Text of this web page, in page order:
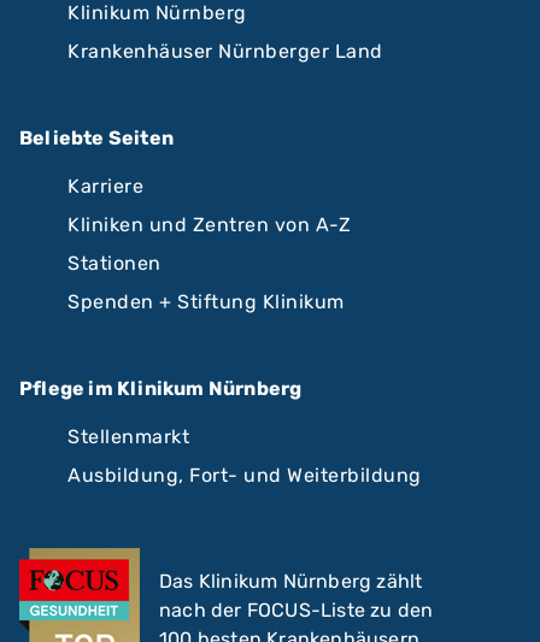
Klinikum Nürnberg
Krankenhäuser Nürnberger Land
Beliebte Seiten
Karriere
Kliniken und Zentren von A-Z
Stationen
Spenden + Stiftung Klinikum
Pflege im Klinikum Nürnberg
Stellenmarkt
Ausbildung, Fort- und Weiterbildung
Das Klinikum Nürnberg zählt
nach der FOCUS-Liste zu den